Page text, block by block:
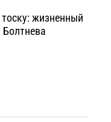
жизненный
Болтнева